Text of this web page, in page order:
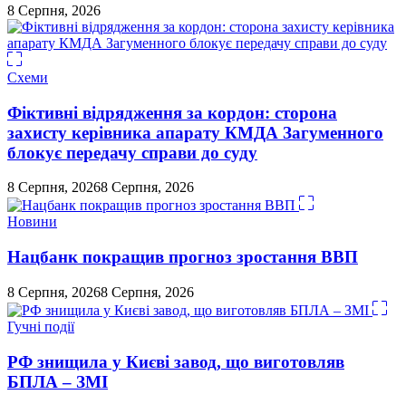
8 Серпня, 2026
Схеми
Фіктивні відрядження за кордон: сторона
захисту керівника апарату КМДА Загуменного
блокує передачу справи до суду
8 Серпня, 20268 Серпня, 2026
Новини
Нацбанк покращив прогноз зростання ВВП
8 Серпня, 20268 Серпня, 2026
Гучні події
РФ знищила у Києві завод, що виготовляв
БПЛА – ЗМІ